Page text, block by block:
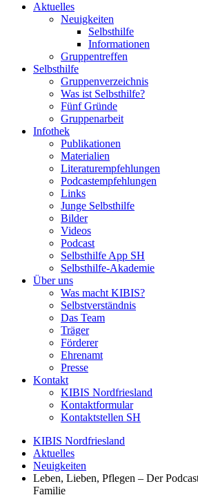
Aktuelles
Neuigkeiten
Selbsthilfe
Informationen
Gruppentreffen
Selbsthilfe
Gruppenverzeichnis
Was ist Selbsthilfe?
Fünf Gründe
Gruppenarbeit
Infothek
Publikationen
Materialien
Literaturempfehlungen
Podcastempfehlungen
Links
Junge Selbsthilfe
Bilder
Videos
Podcast
Selbsthilfe App SH
Selbsthilfe-Akademie
Über uns
Was macht KIBIS?
Selbstverständnis
Das Team
Träger
Förderer
Ehrenamt
Presse
Kontakt
KIBIS Nordfriesland
Kontaktformular
Kontaktstellen SH
KIBIS Nordfriesland
Aktuelles
Neuigkeiten
Leben, Lieben, Pflegen – Der
Familie